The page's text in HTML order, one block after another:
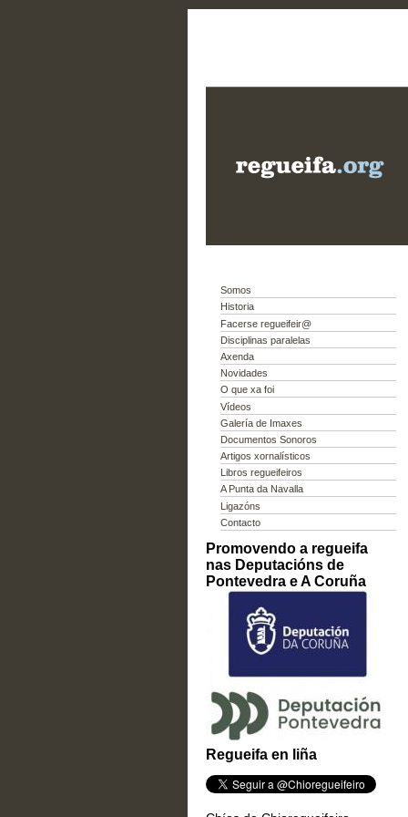
Somos
Historia
Facerse regueifeir@
Disciplinas paralelas
Axenda
Novidades
O que xa foi
Vídeos
Galería de Imaxes
Documentos Sonoros
Artigos xornalísticos
Libros regueifeiros
A Punta da Navalla
Ligazóns
Contacto
Promovendo a regueifa
nas Deputacións de
Pontevedra e A Coruña
Regueifa en liña